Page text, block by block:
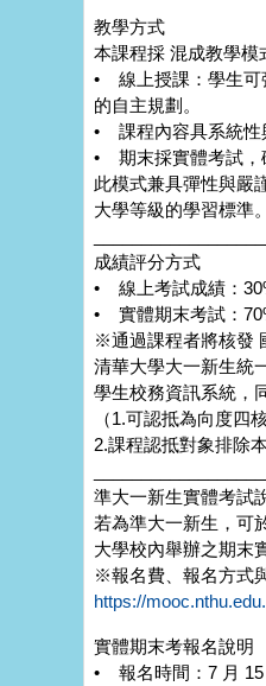
教學方式
本課程採 混成教學模
• 線上授課：學生可
的自主規劃。
• 課程內容具系統性
• 期末採實體考試，
此模式兼具彈性與嚴
大學等級的學習標準
成績評分方式
• 線上考試成績：
• 實體期末考試：
※通過課程者將核發
清華大學大一新生統
學生校務資訊系統，
（1.可認抵為向度四
2.課程認抵對象排除
準大一新生實體考試
若為準大一新生，可
大學校內舉辦之期末
※報名費、報名方式
https://
實體期末考報名說明
• 報名時間：7 月 15